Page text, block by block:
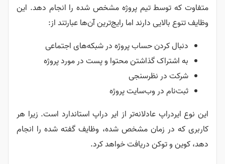
متفاوت که توسط تیم پروژه مشخص شده را انجام دهد. این
وظایف تنوع بالایی دارند اما رایج‌ترین آن‌ها عبارتند از:
دنبال کردن حساب پروژه در شبکه‌های اجتماعی
به اشتراک گذاشتن محتوا و پست در مورد پروژه
شرکت در نظرسنجی
ثبت‌نام در وب‌سایت پروژه
این نوع ایردراپ عادلانه‌تر از ایر دراپ استاندارد است. زیرا هر
کاربری که در زمان مشخص شده، وظایف گفته شده را انجام
دهد، کوین و توکن دریافت خواهد کرد.